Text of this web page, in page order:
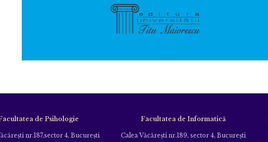
de Psihologie
nr.187,sector 4, Bucureşti
Facultatea de Informatică
Calea Văcăreşti nr.189, sector 4, Bucureşti